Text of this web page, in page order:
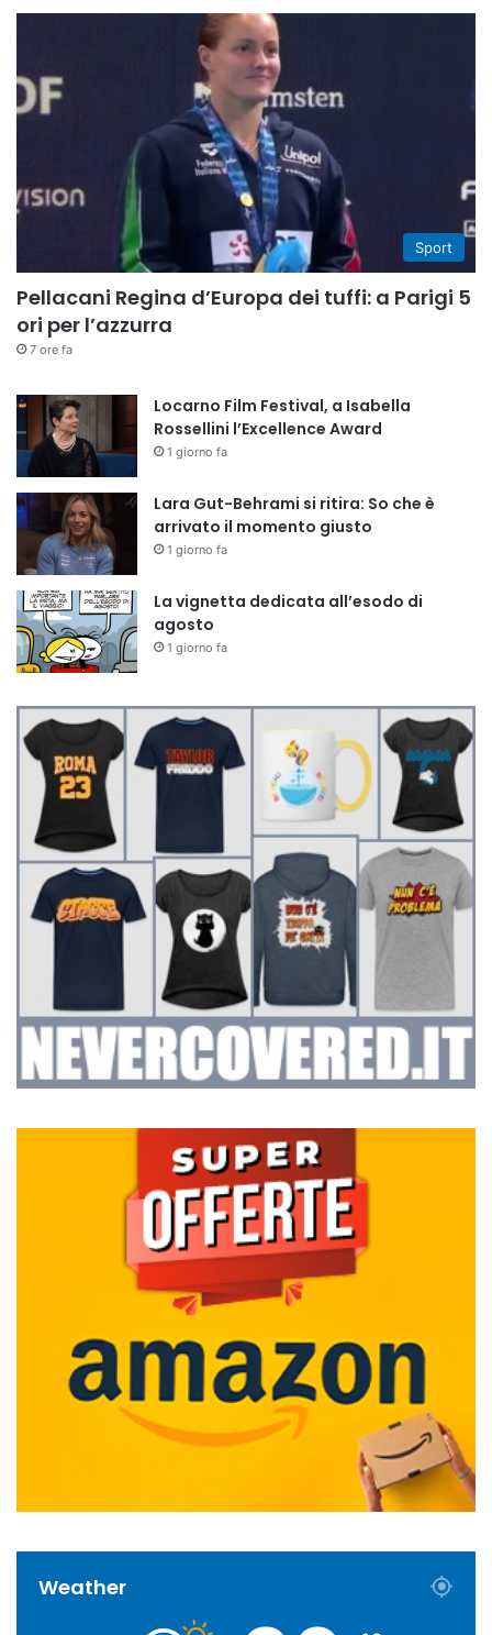
Sport
Pellacani Regina d’Europa dei tuffi: a Parigi 5
ori per l’azzurra
7 ore fa
Locarno Film Festival, a Isabella
Rossellini l’Excellence Award
1 giorno fa
Lara Gut-Behrami si ritira: So che è
arrivato il momento giusto
1 giorno fa
La vignetta dedicata all’esodo di
agosto
1 giorno fa
Weather